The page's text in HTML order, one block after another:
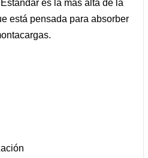
es la más alta de la
está pensada para absorber